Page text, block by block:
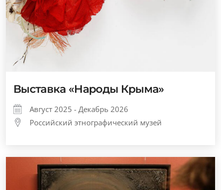
Выставка «Народы Крыма»
Август 2025 - Декабрь 2026
Российский этнографический музей